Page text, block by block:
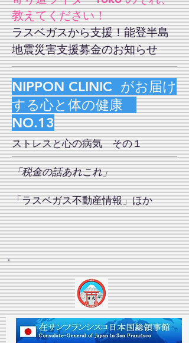
教えてください！
ラスベガスから支援！能登半島
地震災害支援募金のお知らせ
NIPPON CLINIC がお届け
する心と体の健康
NO.13
ストレスと心の病気 その１
「税金の話あれこれ」
「​ラスベガス不動産情報」ほか